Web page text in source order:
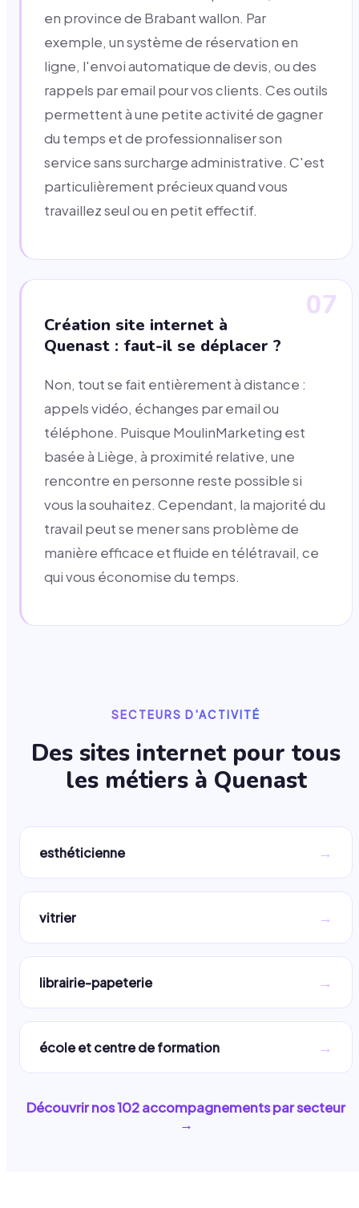
en province de Brabant wallon. Par
exemple, un système de réservation en
ligne, l'envoi automatique de devis, ou des
rappels par email pour vos clients. Ces outils
permettent à une petite activité de gagner
du temps et de professionnaliser son
service sans surcharge administrative. C'est
particulièrement précieux quand vous
travaillez seul ou en petit effectif.
07
Création site internet à
Quenast : faut-il se déplacer ?
Non, tout se fait entièrement à distance :
appels vidéo, échanges par email ou
téléphone. Puisque MoulinMarketing est
basée à Liège, à proximité relative, une
rencontre en personne reste possible si
vous la souhaitez. Cependant, la majorité du
travail peut se mener sans problème de
manière efficace et fluide en télétravail, ce
qui vous économise du temps.
SECTEURS D'ACTIVITÉ
Des sites internet pour tous
les métiers à Quenast
esthéticienne →
vitrier →
librairie-papeterie →
école et centre de formation →
Découvrir nos102accompagnements par secteur
→